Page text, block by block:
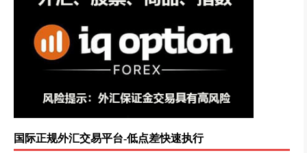
国际正规外汇交易平台-低点差快速执行